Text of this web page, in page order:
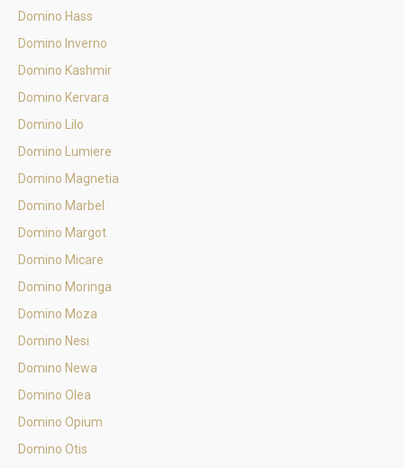
Domino Hass
Domino Inverno
Domino Kashmir
Domino Kervara
Domino Lilo
Domino Lumiere
Domino Magnetia
Domino Marbel
Domino Margot
Domino Micare
Domino Moringa
Domino Moza
Domino Nesi
Domino Newa
Domino Olea
Domino Opium
Domino Otis